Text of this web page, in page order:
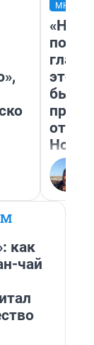
этого
бьет
как
чай